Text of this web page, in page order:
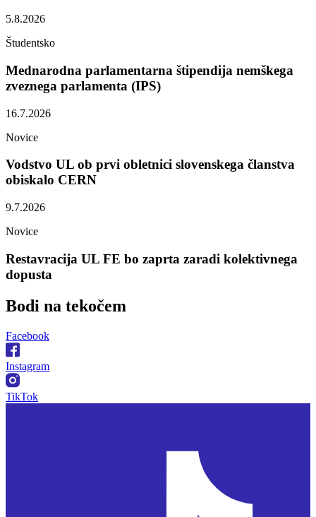
5.8.2026
Študentsko
Mednarodna parlamentarna štipendija nemškega
zveznega parlamenta (IPS)
16.7.2026
Novice
Vodstvo UL ob prvi obletnici slovenskega članstva
obiskalo CERN
9.7.2026
Novice
Restavracija UL FE bo zaprta zaradi kolektivnega
dopusta
Bodi na tekočem
Facebook
Instagram
TikTok